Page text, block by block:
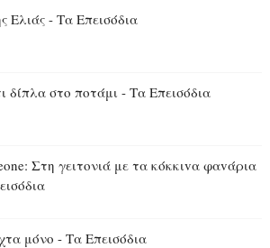
Ελιάς - Τα Επεισόδια
δίπλα στο ποτάμι - Τα Επεισόδια
Στη γειτονιά με τα κόκκιvα φαvάρια
μόνο - Τα Επεισόδια